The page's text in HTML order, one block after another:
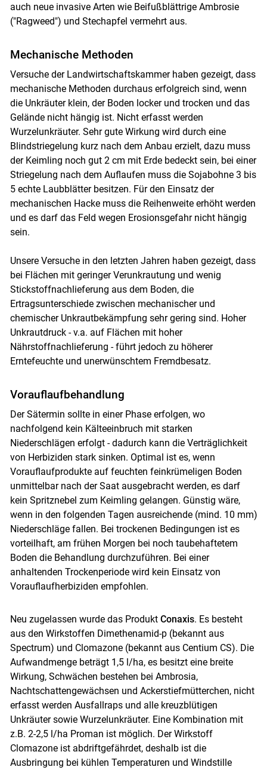
Skip to main content
auch neue invasive Arten wie Beifußblättrige Ambrosie
("Ragweed") und Stechapfel vermehrt aus.
Mechanische Methoden
Versuche der Landwirtschaftskammer haben gezeigt, dass
mechanische Methoden durchaus erfolgreich sind, wenn
die Unkräuter klein, der Boden locker und trocken und das
Gelände nicht hängig ist. Nicht erfasst werden
Wurzelunkräuter. Sehr gute Wirkung wird durch eine
Blindstriegelung kurz nach dem Anbau erzielt, dazu muss
der Keimling noch gut 2 cm mit Erde bedeckt sein, bei einer
Striegelung nach dem Auflaufen muss die Sojabohne 3 bis
5 echte Laubblätter besitzen. Für den Einsatz der
mechanischen Hacke muss die Reihenweite erhöht werden
und es darf das Feld wegen Erosionsgefahr nicht hängig
sein.
Unsere Versuche in den letzten Jahren haben gezeigt, dass
bei Flächen mit geringer Verunkrautung und wenig
Stickstoffnachlieferung aus dem Boden, die
Ertragsunterschiede zwischen mechanischer und
chemischer Unkrautbekämpfung sehr gering sind. Hoher
Unkrautdruck - v.a. auf Flächen mit hoher
Nährstoffnachlieferung - führt jedoch zu höherer
Erntefeuchte und unerwünschtem Fremdbesatz.
Vorauflaufbehandlung
Der Sätermin sollte in einer Phase erfolgen, wo
nachfolgend kein Kälteeinbruch mit starken
Niederschlägen erfolgt - dadurch kann die Verträglichkeit
von Herbiziden stark sinken. Optimal ist es, wenn
Vorauflaufprodukte auf feuchten feinkrümeligen Boden
unmittelbar nach der Saat ausgebracht werden, es darf
kein Spritznebel zum Keimling gelangen. Günstig wäre,
wenn in den folgenden Tagen ausreichende (mind. 10 mm)
Niederschläge fallen. Bei trockenen Bedingungen ist es
vorteilhaft, am frühen Morgen bei noch taubehaftetem
Boden die Behandlung durchzuführen. Bei einer
anhaltenden Trockenperiode wird kein Einsatz von
Vorauflaufherbiziden empfohlen.
Neu zugelassen wurde das Produkt Conaxis. Es besteht
aus den Wirkstoffen Dimethenamid-p (bekannt aus
Spectrum) und Clomazone (bekannt aus Centium CS). Die
Aufwandmenge beträgt 1,5 l/ha, es besitzt eine breite
Wirkung, Schwächen bestehen bei Ambrosia,
Nachtschattengewächsen und Ackerstiefmütterchen, nicht
erfasst werden Ausfallraps und alle kreuzblütigen
Unkräuter sowie Wurzelunkräuter. Eine Kombination mit
z.B. 2-2,5 l/ha Proman ist möglich. Der Wirkstoff
Clomazone ist abdriftgefährdet, deshalb ist die
Ausbringung bei kühlen Temperaturen und Windstille